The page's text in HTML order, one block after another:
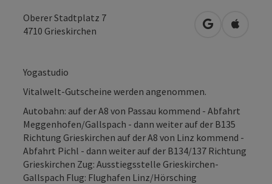
Oberer Stadtplatz 7
4710 Grieskirchen in Google
in
Yogastudio
Vitalwelt-Gutscheine werden angenommen.
Autobahn: auf der A8 von Passau kommend - Abfahrt
Meggenhofen/Gallspach - dann weiter auf der B135
Richtung Grieskirchen auf der A8 von Linz kommend -
Abfahrt Pichl - dann weiter auf der B134/137 Richtung
Grieskirchen Zug: Ausstiegsstelle Grieskirchen-
Gallspach Flug: Flughafen Linz/Hörsching